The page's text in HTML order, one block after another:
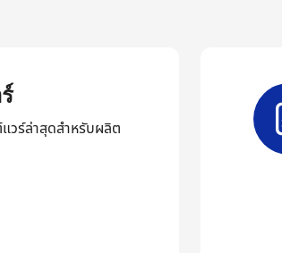
วร์ล่าสุดสำหรับผลิต